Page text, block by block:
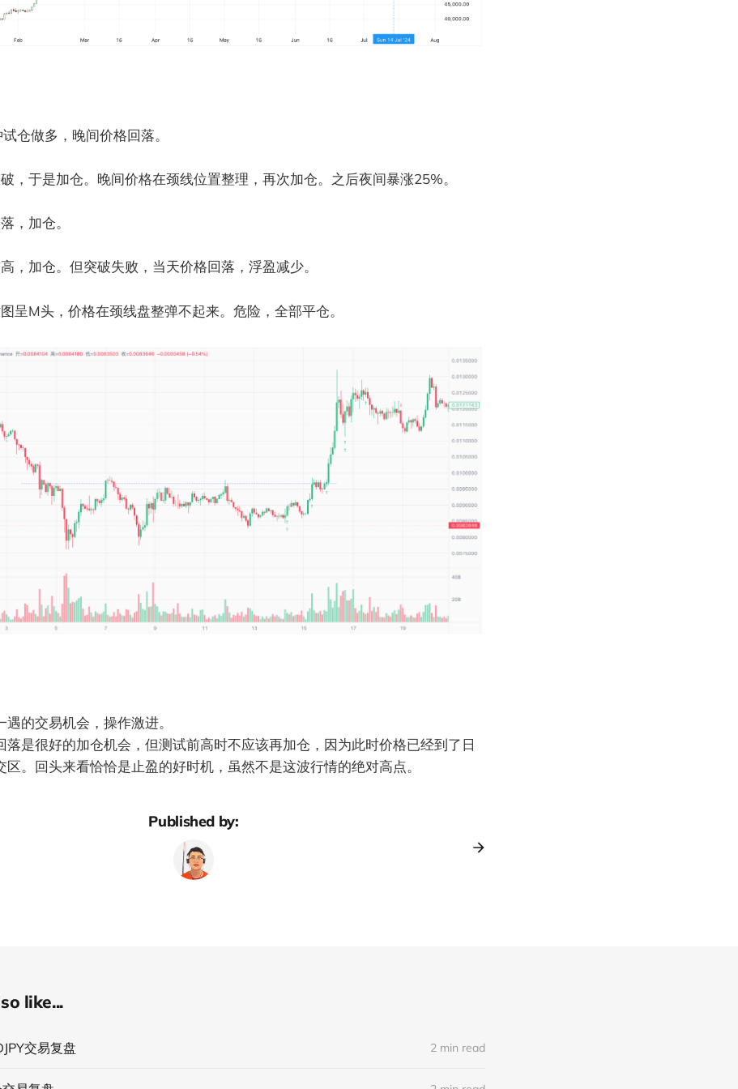
仓做多，晚间价格回落。
，于是加仓。晚间价格在颈线位置整理，再次加仓。之后夜间暴涨25%。
，加仓。
，加仓。但突破失败，当天价格回落，浮盈减少。
呈M头，价格在颈线盘整弹不起来。危险，全部平仓。
遇的交易机会，操作激进。
落是很好的加仓机会，但测试前高时不应该再加仓，因为此时价格已经到了日
区。回头来看恰恰是止盈的好时机，虽然不是这波行情的绝对高点。
Published by:
like...
交易复盘 2 min read